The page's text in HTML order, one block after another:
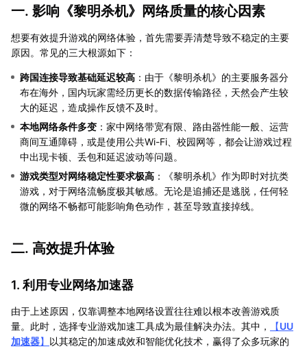
一. 影响《黎明杀机》网络质量的核心因素
想要有效提升游戏的网络体验，首先需要弄清楚导致不稳定的主要
原因。常见的三大根源如下：
跨国连接导致基础延迟较高 ：由于《黎明杀机》的主要服务器分
布在海外，国内玩家需经历更长的数据传输路径，天然会产生较
大的延迟，造成操作反馈不及时。
本地网络条件多变 ：家中网络带宽有限、路由器性能一般、运营
商间互通障碍，或是使用公共Wi-Fi、校园网等，都会让游戏过程
中出现卡顿、丢包和延迟波动等问题。
游戏类型对网络稳定性要求极高 ：《黎明杀机》作为即时对抗类
游戏，对于网络流畅度极其敏感。无论是追捕还是逃脱，任何轻
微的网络不畅都可能影响角色动作，甚至导致直接掉线。
二. 高效提升体验
1. 利用专业网络加速器
由于上述原因，仅靠调整本地网络设置往往难以根本改善游戏质
量。此时，选择专业游戏加速工具成为最佳解决办法。其中，
【UU
加速器】 以其稳定的加速成效和智能优化技术，赢得了众多玩家的